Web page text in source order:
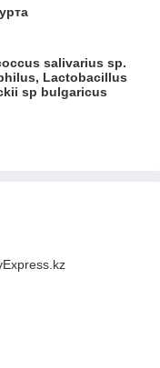
salivarius sp.
Lactobacillus
sp bulgaricus